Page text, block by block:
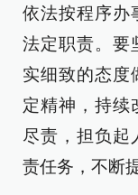
依法按程序办
法定职责。要
实细致的态度
定精神，持续
尽责，担负起
责任务，不断